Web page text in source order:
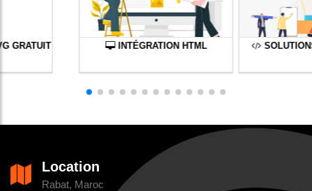
GRATUIT INTÉGRATION HTML
Location
Rabat, Maroc